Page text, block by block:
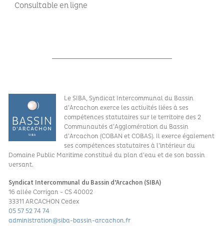
Consultable en ligne
Le SIBA, Syndicat Intercommunal du Bassin
d’Arcachon exerce les activités liées à ses
compétences statutaires sur le territoire des 2
Communautés d’Agglomération du Bassin
d’Arcachon (COBAN et COBAS). Il exerce également
ses compétences statutaires à l’intérieur du
Domaine Public Maritime constitué du plan d’eau et de son bassin
versant.
Syndicat Intercommunal du Bassin d’Arcachon (SIBA)
16 allée Corrigan - CS 40002
33311 ARCACHON Cedex
05 57 52 74 74
administration@siba-bassin-arcachon.fr